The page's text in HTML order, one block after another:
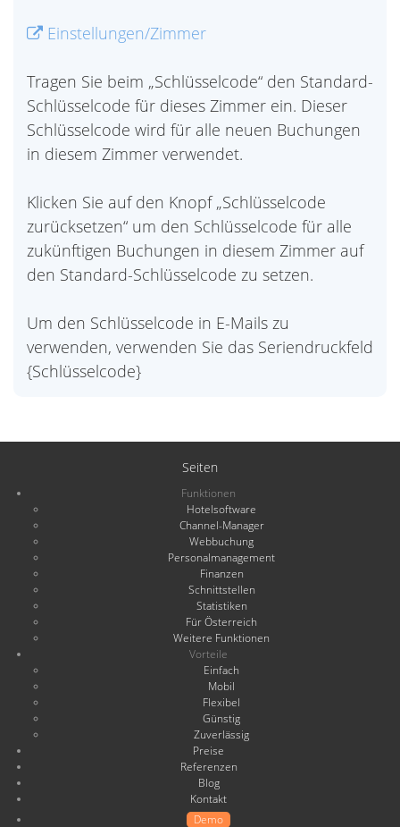
Einstellungen/Zimmer
Tragen Sie beim „Schlüsselcode“ den Standard-
Schlüsselcode für dieses Zimmer ein. Dieser
Schlüsselcode wird für alle neuen Buchungen
in diesem Zimmer verwendet.
Klicken Sie auf den Knopf „Schlüsselcode
zurücksetzen“ um den Schlüsselcode für alle
zukünftigen Buchungen in diesem Zimmer auf
den Standard-Schlüsselcode zu setzen.
Um den Schlüsselcode in E-Mails zu
verwenden, verwenden Sie das Seriendruckfeld
{Schlüsselcode}
Seiten
Funktionen
Hotelsoftware
Channel-Manager
Webbuchung
Personalmanagement
Finanzen
Schnittstellen
Statistiken
Für Österreich
Weitere Funktionen
Vorteile
Einfach
Mobil
Flexibel
Günstig
Zuverlässig
Preise
Referenzen
Blog
Kontakt
Demo